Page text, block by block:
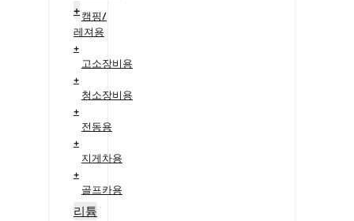
+캠핑/
레져용
+
고소장비용
+
청소장비용
+
전동용
+
지게차용
+
골프카용
+
리튬